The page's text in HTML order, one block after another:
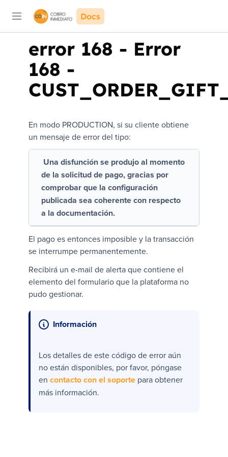
Docs
error 168 - Error
168 -
En modo PRODUCTION, si su cliente obtiene
un mensaje de error del tipo:
Una disfunción se produjo al momento
de la solicitud de pago, gracias por
comprobar que la configuración
publicada sea coherente con respecto
a la documentación.
El pago es entonces imposible y la transacción
se interrumpe permanentemente.
Recibirá un e-mail de alerta que contiene el
elemento del formulario que la plataforma no
pudo gestionar.
Información
Los detalles de este código de error aún
no están disponibles, por favor, póngase
en contacto con el soporte para obtener
más información.